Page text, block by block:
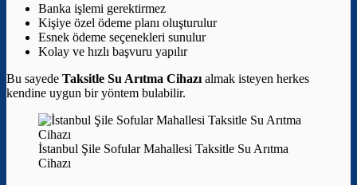
Banka işlemi gerektirmez
Kişiye özel ödeme planı oluşturulur
Esnek ödeme seçenekleri sunulur
Kolay ve hızlı başvuru yapılır
Bu sayede Taksitle Su Arıtma Cihazı almak isteyen herkes
kendine uygun bir yöntem bulabilir.
İstanbul Şile Sofular Mahallesi Taksitle Su Arıtma
Cihazı